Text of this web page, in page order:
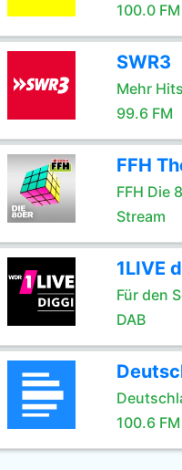
100.0 FM
SWR3
Mehr
99.6 FM
FFH
FFH Die
Stream
1LIVE
Für den
DAB
100.6 FM